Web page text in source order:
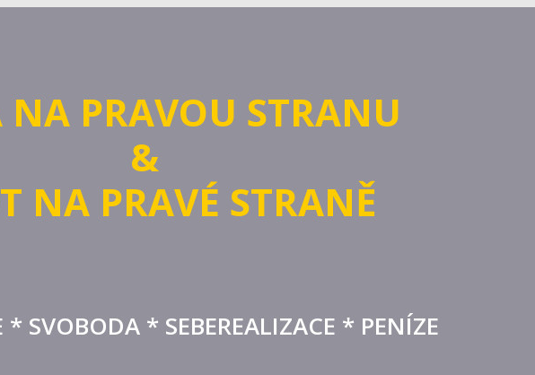
NA PRAVOU STRANU
&
NA PRAVÉ STRANĚ
* SVOBODA * SEBEREALIZACE * PENÍZE